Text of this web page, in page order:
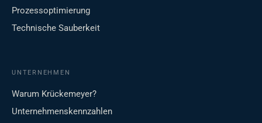
Prozessoptimierung
Technische Sauberkeit
UNTERNEHMEN
Warum Krückemeyer?
Unternehmenskennzahlen